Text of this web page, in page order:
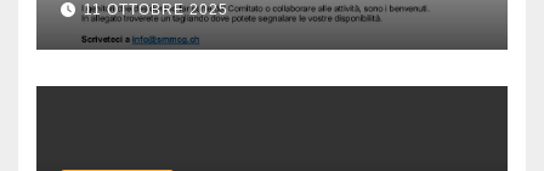
11 OTTOBRE 2025